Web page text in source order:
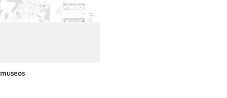
museos